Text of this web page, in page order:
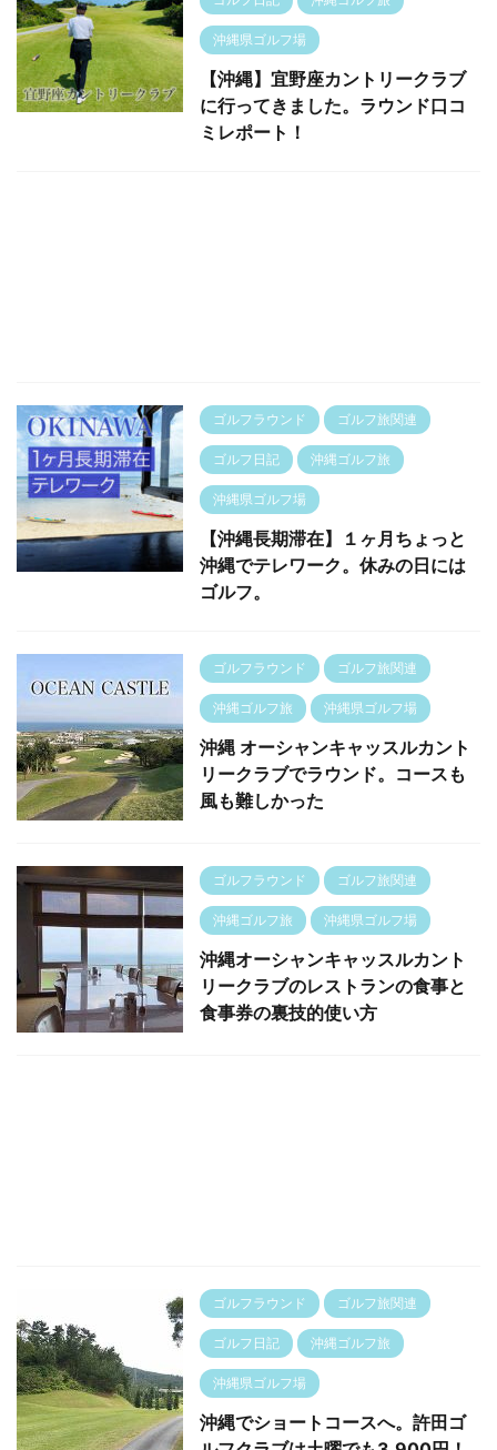
沖縄県ゴルフ場
【沖縄】宜野座カントリークラブ
に行ってきました。ラウンド口コ
ミレポート！
ゴルフラウンド ゴルフ旅関連
ゴルフ日記 沖縄ゴルフ旅
沖縄県ゴルフ場
【沖縄長期滞在】１ヶ月ちょっと
沖縄でテレワーク。休みの日には
ゴルフ。
ゴルフラウンド ゴルフ旅関連
沖縄ゴルフ旅 沖縄県ゴルフ場
沖縄 オーシャンキャッスルカント
リークラブでラウンド。コースも
風も難しかった
ゴルフラウンド ゴルフ旅関連
沖縄ゴルフ旅 沖縄県ゴルフ場
沖縄オーシャンキャッスルカント
リークラブのレストランの食事と
食事券の裏技的使い方
ゴルフラウンド ゴルフ旅関連
ゴルフ日記 沖縄ゴルフ旅
沖縄県ゴルフ場
沖縄でショートコースへ。許田ゴ